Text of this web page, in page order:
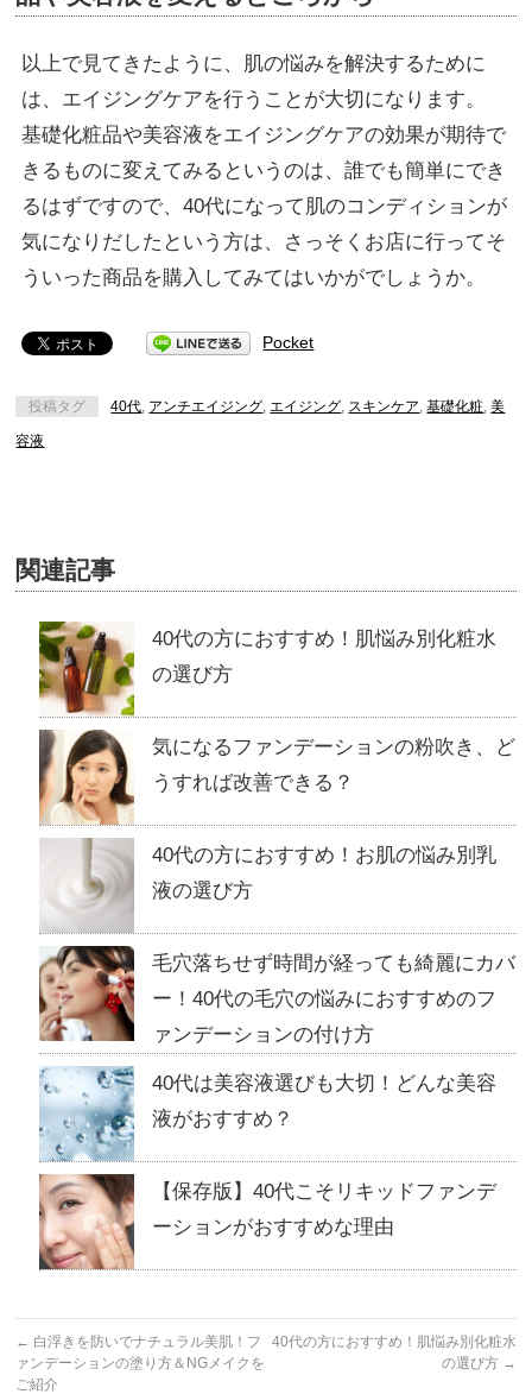
以上で見てきたように、肌の悩みを解決するために
は、エイジングケアを行うことが大切になります。
基礎化粧品や美容液をエイジングケアの効果が期待で
きるものに変えてみるというのは、誰でも簡単にでき
るはずですので、40代になって肌のコンディションが
気になりだしたという方は、さっそくお店に行ってそ
ういった商品を購入してみてはいかがでしょうか。
Pocket
投稿タグ 40代 アンチエイジング エイジング スキンケア ,基礎化粧 ,美
容液
関連記事
40代の方におすすめ！肌悩み別化粧水
の選び方
気になるファンデーションの粉吹き、ど
うすれば改善できる？
40代の方におすすめ！お肌の悩み別乳
液の選び方
毛穴落ちせず時間が経っても綺麗にカバ
ー！40代の毛穴の悩みにおすすめのフ
ァンデーションの付け方
40代は美容液選びも大切！どんな美容
液がおすすめ？
【保存版】40代こそリキッドファンデ
ーションがおすすめな理由
← 白浮きを防いでナチュラル美肌！フ
ァンデーションの塗り方＆NGメイクを
ご紹介
40代の方におすすめ！肌悩み別化粧水
の選び方 →